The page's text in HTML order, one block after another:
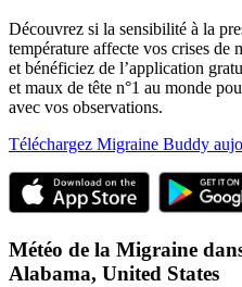
Découvrez si la sensibilité à la
température affecte vos crises
et bénéficiez de l’application
et maux de tête n°1 au monde
avec vos observations.
Téléchargez Migraine Buddy
Météo de la Migraine
Alabama, United States